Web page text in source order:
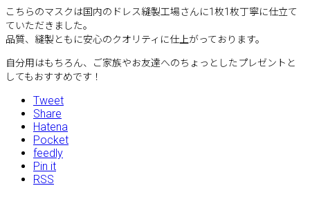
こちらのマスクは国内のドレス縫製工場さんに1枚1枚丁寧に仕立て
ていただきました。
品質、縫製ともに安心のクオリティに仕上がっております。
自分用はもちろん、ご家族やお友達へのちょっとしたプレゼントと
してもおすすめです！
Tweet
Share
Hatena
Pocket
feedly
Pin it
RSS